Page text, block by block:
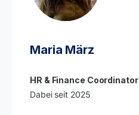
Maria März
HR & Finance Coordinator
Dabei seit 2025